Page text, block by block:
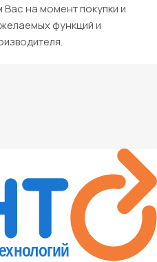
на момент покупки и
функций и